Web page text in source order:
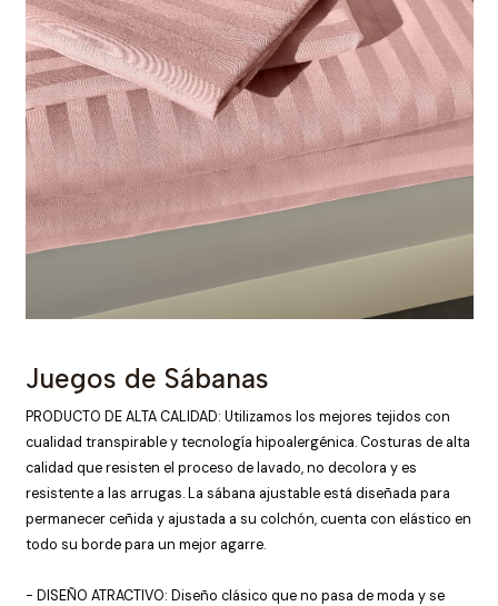
Juegos de Sábanas
PRODUCTO DE ALTA CALIDAD: Utilizamos los mejores tejidos con
cualidad transpirable y tecnología hipoalergénica. Costuras de alta
calidad que resisten el proceso de lavado, no decolora y es
resistente a las arrugas. La sábana ajustable está diseñada para
permanecer ceñida y ajustada a su colchón, cuenta con elástico en
todo su borde para un mejor agarre.
- DISEÑO ATRACTIVO: Diseño clásico que no pasa de moda y se